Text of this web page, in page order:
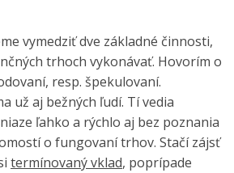
vymedziť dve základné činnosti,
trhoch vykonávať. Hovorím o
resp. špekulovaní.
už aj bežných ľudí. Tí vedia
ľahko a rýchlo aj bez poznania
o fungovaní trhov. Stačí zájsť
termínovaný vklad, poprípade